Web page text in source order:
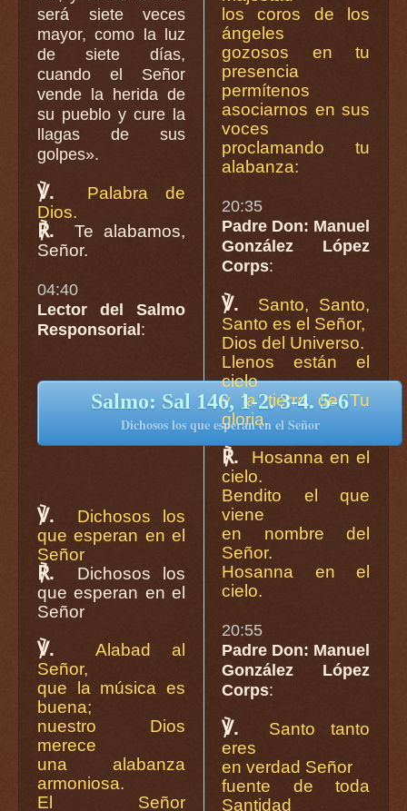
será siete veces
mayor, como la luz
de siete días,
cuando el Señor
vende la herida de
su pueblo y cure la
llagas de sus
golpes».
℣.
Palabra de
Dios.
℟.
Te alabamos,
Señor.
04:40
Lector del Salmo
Responsorial:
Salmo: Sal 146, 1-2. 3-4. 5-6
Dichosos los que esperan en el Señor
℣.
Dichosos los
que esperan en el
Señor
℟.
Dichosos los
que esperan en el
Señor
℣.
Alabad al
Señor,
que la música es
buena;
nuestro Dios
merece
una alabanza
armoniosa.
El Señor
los coros de los
ángeles
gozosos en tu
presencia
permítenos
asociarnos en sus
voces
proclamando tu
alabanza:
20:35
Padre Don: Manuel
González López
Corps:
℣.
Santo, Santo,
Santo es el Señor,
Dios del Universo.
Llenos están el
cielo
y la tierra de Tu
gloria.
℟.
Hosanna en el
cielo.
Bendito el que
viene
en nombre del
Señor.
Hosanna en el
cielo.
20:55
Padre Don: Manuel
González López
Corps:
℣.
Santo tanto
eres
en verdad Señor
fuente de toda
Santidad